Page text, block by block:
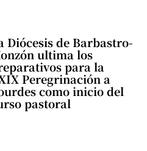
Diócesis de Barbastro-
ultima los
para la
Peregrinación a
como inicio del
pastoral